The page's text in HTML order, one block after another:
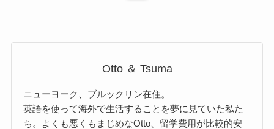
Otto ＆ Tsuma
ニューヨーク、ブルックリン在住。
英語を使って海外で生活することを夢に見ていた私た
ち。よくも悪くもまじめなOtto、留学費用が比較的安